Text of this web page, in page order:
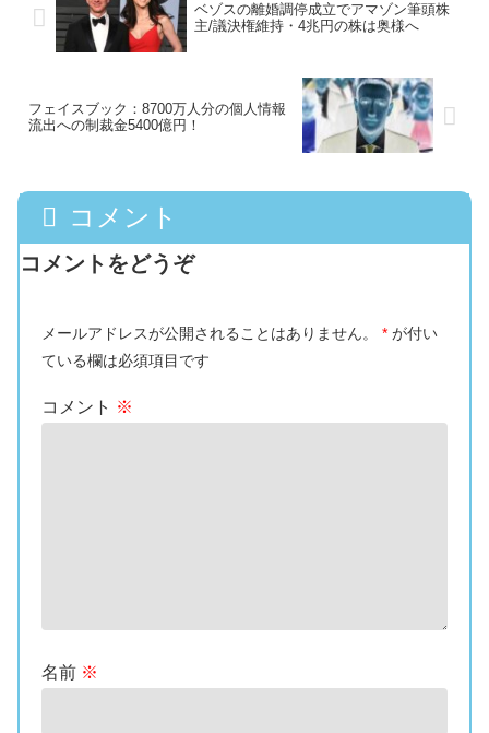
ベゾスの離婚調停成立でアマゾン筆頭株
主/議決権維持・4兆円の株は奥様へ
フェイスブック：8700万人分の個人情報
流出への制裁金5400億円！
コメント
コメントをどうぞ
メールアドレスが公開されることはありません。 * が付い
ている欄は必須項目です
コメント ※
名前 ※